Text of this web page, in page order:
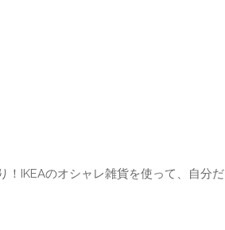
！IKEAのオシャレ雑貨を使って、自分だ